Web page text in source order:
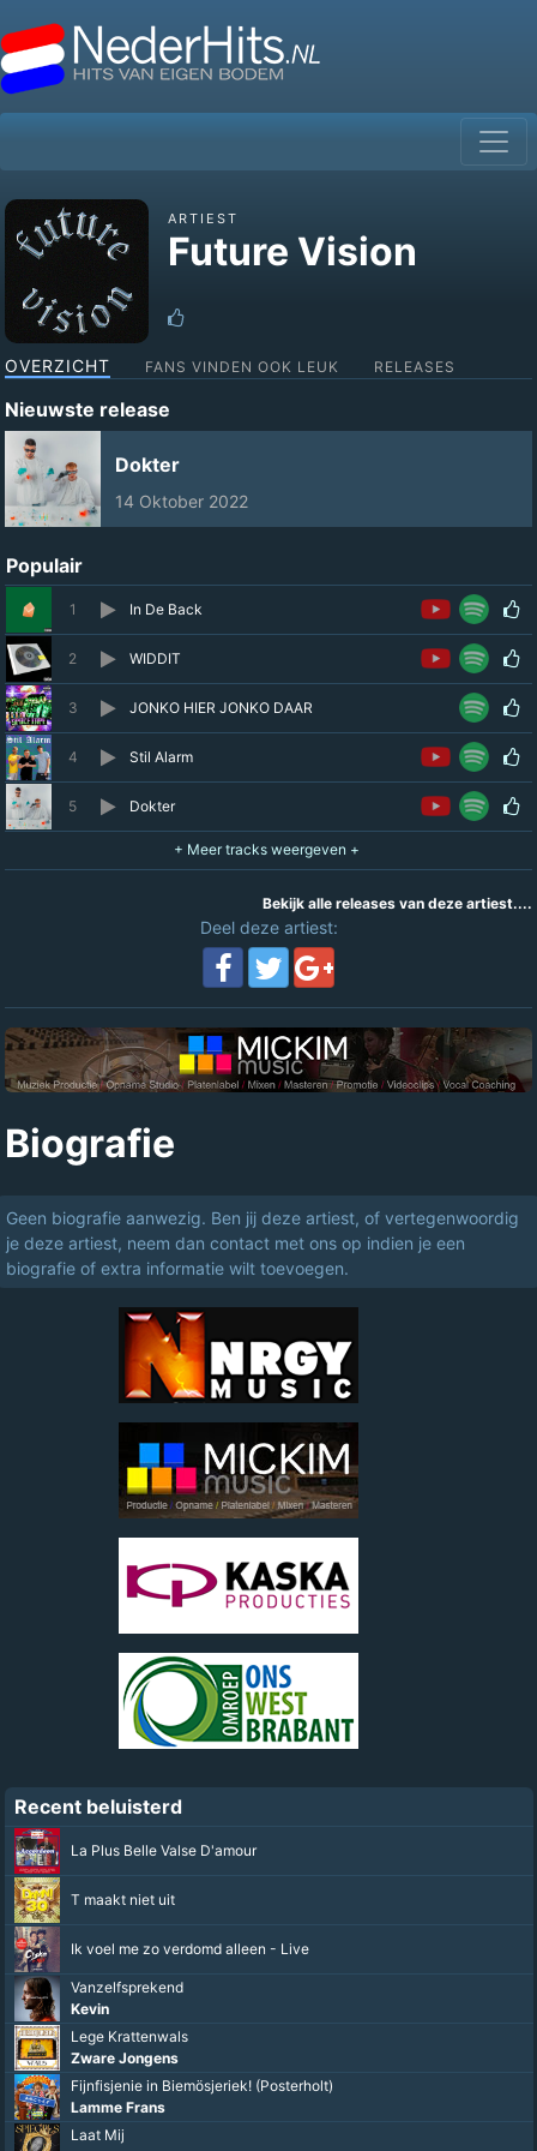
ARTIEST
Future Vision
OVERZICHT FANS VINDEN OOK LEUK RELEASES
Nieuwste release
Dokter
14 Oktober 2022
Populair
1 In De Back
2 WIDDIT
3 JONKO HIER JONKO DAAR
4 Stil Alarm
5 Dokter
Bekijk alle releases van deze artiest....
Deel deze artiest:
Biografie
Geen biografie aanwezig. Ben jij deze artiest, of vertegenwoordig
je deze artiest, neem dan contact met ons op indien je een
biografie of extra informatie wilt toevoegen.
Recent beluisterd
La Plus Belle Valse D'amour
T maakt niet uit
Ik voel me zo verdomd alleen - Live
Vanzelfsprekend
Kevin
Lege Krattenwals
Zware Jongens
Fijnfisjenie in Biemösjeriek! (Posterholt)
Lamme Frans
Laat Mij